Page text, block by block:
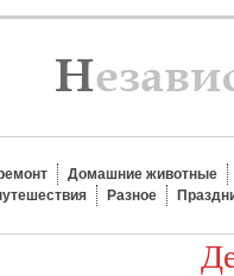
Домашние животные
Разное